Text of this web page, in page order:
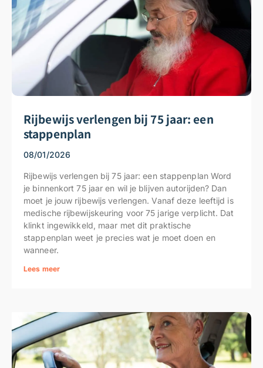
Rijbewijs verlengen bij 75 jaar: een
stappenplan
08/01/2026
Rijbewijs verlengen bij 75 jaar: een stappenplan Word
je binnenkort 75 jaar en wil je blijven autorijden? Dan
moet je jouw rijbewijs verlengen. Vanaf deze leeftijd is
medische rijbewijskeuring voor 75 jarige verplicht. Dat
klinkt ingewikkeld, maar met dit praktische
stappenplan weet je precies wat je moet doen en
wanneer.
Lees meer